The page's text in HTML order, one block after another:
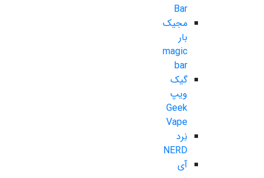
Bar
مجیک
بار
magic
bar
گیک
ویپ
Geek
Vape
نِرد
NERD
آی